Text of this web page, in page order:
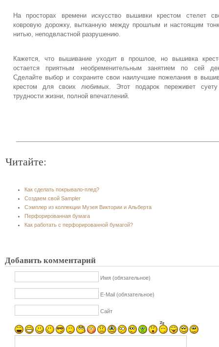
На просторах времени искусство вышивки крестом стелет
ковровую дорожку, вытканную между прошлым и настоящим
нитью, неподвластной разрушению.
Кажется, что вышивание уходит в прошлое, но вышивка
остается приятным необременительным занятием по сей
Сделайте выбор и сохраните свои наилучшие пожелания в
крестом для своих любимых. Этот подарок переживет
трудности жизни, полной впечатлений.
Читайте:
Как сделать покрывало-плед?
Создаем свой Sampler
Сэмплер из коллекции Музея Виктории и Альберта
Перфорированная бумага
Как работать с перфорированной бумагой?
Добавить комментарий
Имя (обязательное)
E-Mail (обязательное)
Сайт